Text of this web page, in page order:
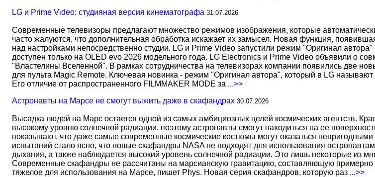
LG и Prime Video: студияная версия кинематографа 31.07.2026
Современные телевизоры предлагают множество режимов изображения, которые
часто жалуются, что дополнительная обработка искажает их замысел. Новая функция,
над настройками непосредственно студии. LG и Prime Video запустили режим "Оригинал
доступен только на OLED evo 2026 модельного года. LG Electronics и Prime Video объявили о
"Властелины Вселенной". В рамках сотрудничества на телевизорах компании появились две
для пульта Magic Remote. Ключевая новинка - режим "Оригинал автора", который в LG
Его отличие от распространенного FILMMAKER MODE за ...>>
Астронавты на Марсе не смогут выжить даже в скафандрах 30.07.2026
Высадка людей на Марс остается одной из самых амбициозных целей космических агентств.
высокому уровню солнечной радиации, поэтому астронавты смогут находиться на ее
показывают, что даже самые современные космические костюмы могут оказаться
испытаний стало ясно, что новые скафандры NASA не подходят для использования
дыхания, а также наблюдается высокий уровень солнечной радиации. Это лишь некоторые из
Современные скафандры не рассчитаны на марсианскую гравитацию, составляющую
тяжелое для использования на Марсе, пишет Phys. Новая серия скафандров, которую раз ...>>